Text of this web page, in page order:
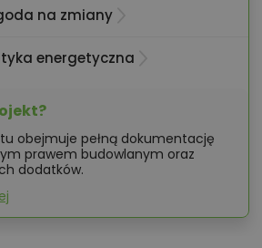
na zmiany
energetyczna
obejmuje pełną dokumentację
prawem budowlanym oraz
dodatków.